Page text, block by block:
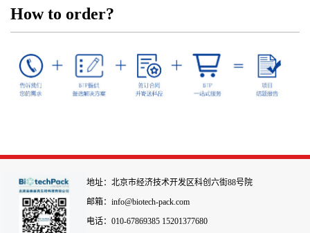
How to order?
地址：北京市经济技术开发区科创六街88号院
邮箱：info@biotech-pack.com
电话：010-67869385 15201377680